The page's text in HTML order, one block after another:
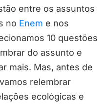
entre os assuntos
no Enem e nos
10 questões
do assunto e
mais. Mas, antes de
relembrar
ecológicas e